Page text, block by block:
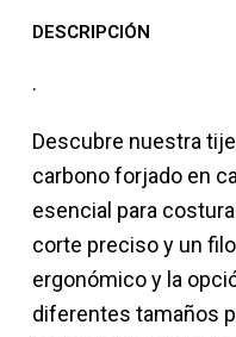
DESCRIPCIÓN
.
Descubre nuestra
carbono forjado en
esencial para
corte preciso y un
ergonómico y la
diferentes tamaños